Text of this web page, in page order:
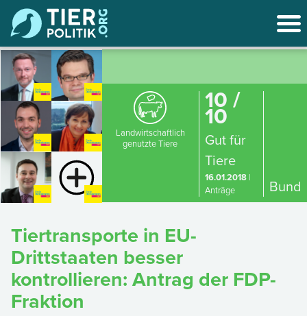
Landwirtschaftlich
genutzte Tiere
10 /
10
Gut für
Tiere
16.01.2018|
Anträge
Bund
Tiertransporte in EU-
Drittstaaten besser
kontrollieren: Antrag der FDP-
Fraktion